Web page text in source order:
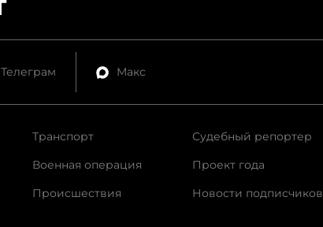
Телеграм Макс
Транспорт
Военная операция
Происшествия
Судебный репортер
Проект года
Новости подписчиков